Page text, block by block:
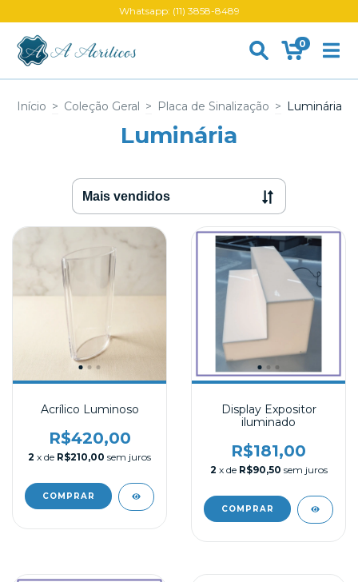
Whatsapp: (11) 3858-8489
0
Início > Coleção Geral > Placa de Sinalização > Luminária
Luminária
Acrílico Luminoso
R$420,00
2 x de R$210,00 sem juros
Display Expositor
iluminado
R$181,00
2 x de R$90,50 sem juros